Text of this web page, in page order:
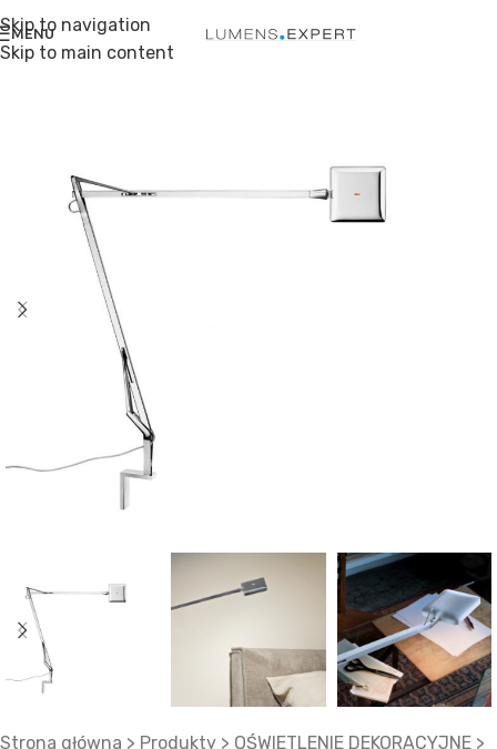
Skip to navigation
Skip to main content
MENU
Strona główna > Produkty > OŚWIETLENIE DEKORACYJNE >